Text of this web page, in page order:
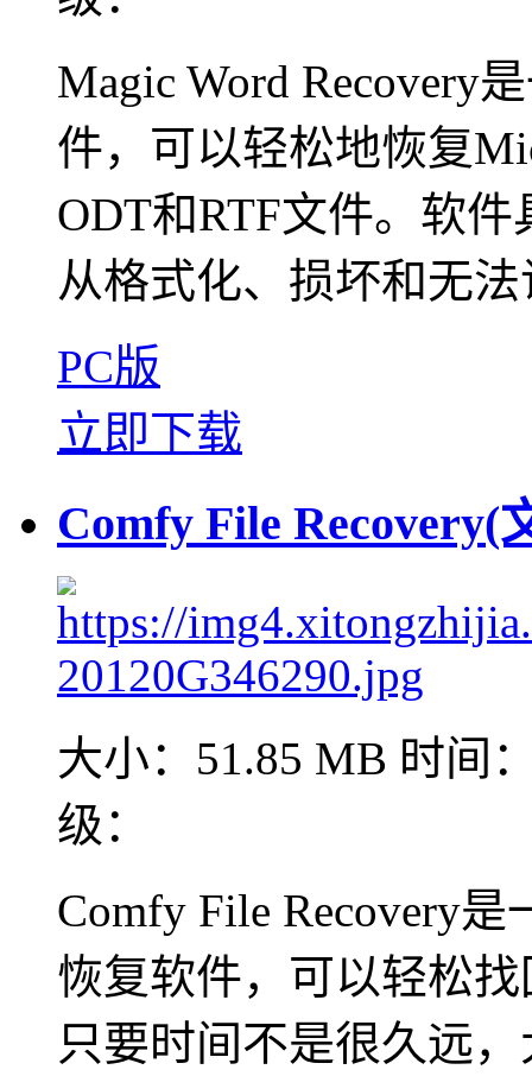
Magic Word Recovery
件，可以轻松地恢复
ODT和RTF文件。软
从格式化、损坏和无
PC版
立即下载
Comfy File Recovery(
大小：51.85 MB 时间
级：
Comfy File Recovery
恢复软件，可以轻松
只要时间不是很久远